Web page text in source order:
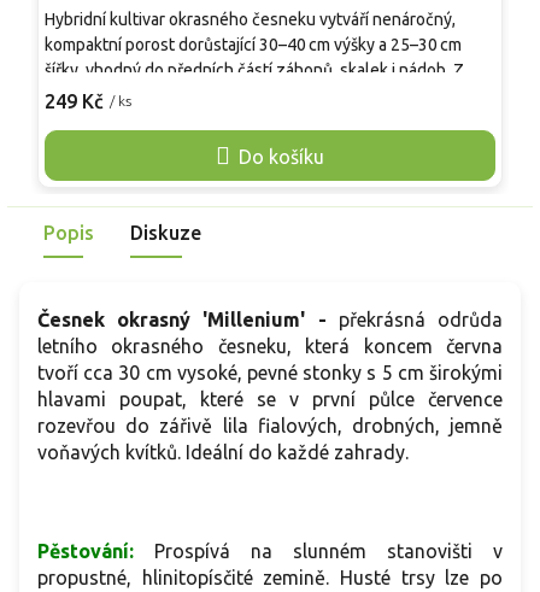
249 Kč / ks
Do košíku
Hybridní kultivar okrasného česneku vytváří nenáročný,
kompaktní porost dorůstající 30–40 cm výšky a 25–30 cm
šířky, vhodný do předních částí záhonů, skalek i nádob. Z
úzkých středně zelených listů vyrůstají od července do
růžovo‑fialových hvězdicovitých květů, lákajících opylovače.
Kvete dlouho, vhodný do trvalkových výsadeb, skupinových
Popis Diskuze
Česnek okrasný 'Millenium' - překrásná odrůda
letního okrasného česneku, která koncem června
tvoří cca 30 cm vysoké, pevné stonky s 5 cm širokými
hlavami poupat, které se v první půlce července
rozevřou do zářivě lila fialových, drobných, jemně
voňavých kvítků. Ideální do každé zahrady.
Pěstování: Prospívá na slunném stanovišti v
propustné, hlinitopísčité zemině. Husté trsy lze po